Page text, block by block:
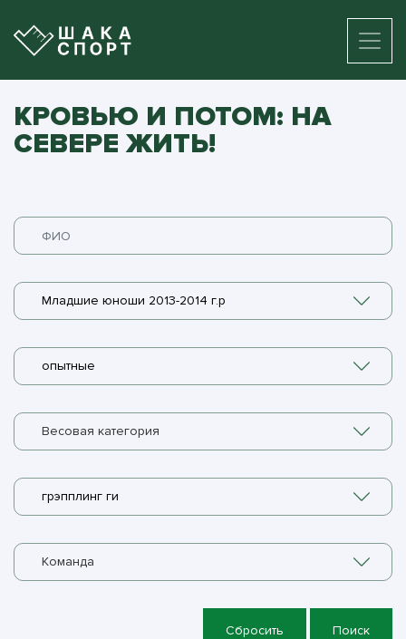
КРОВЬЮ И ПОТОМ: НА
СЕВЕРЕ ЖИТЬ!
Младшие юноши 2013-2014 г.р
опытные
Весовая категория
грэпплинг ги
Команда
Сбросить Поиск